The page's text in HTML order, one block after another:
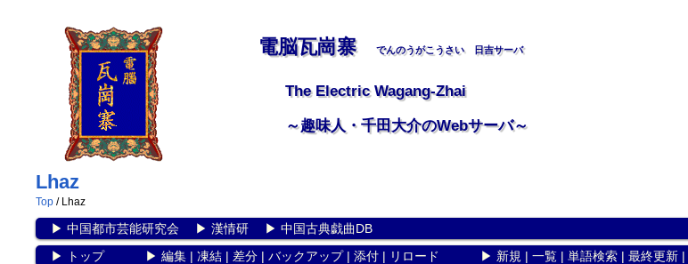
電脳瓦崗寨 でんのうがこうさい 日吉サーバ
The Electric Wagang-Zhai
～趣味人・千田大介のWebサーバ～
Lhaz
Top/ Lhaz
▶ 中国都市芸能研究会▶ 漢情研▶ 中国古典戯曲DB
▶
トップ▶ 編集| 凍結| 差分| バックアップ| 添付| リロード ▶ 新規 | 一覧| 単語検索| 最終更新|